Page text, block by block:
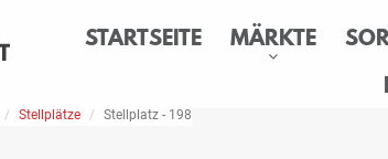
STARTSEITE MÄRKTE
Stellplätze Stellplatz - 198